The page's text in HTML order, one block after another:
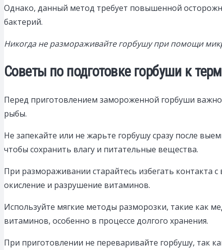
Однако, данный метод требует повышенной
бактерий.
Никогда не размораживайте горбушу при помощи
Советы по подготовке горбуши к
Перед приготовлением замороженной горбуши
рыбы.
Не запекайте или не жарьте горбушу сразу после
чтобы сохранить влагу и питательные вещества.
При размораживании старайтесь избегать контакта
окисление и разрушение витаминов.
Используйте мягкие методы разморозки, такие как
витаминов, особенно в процессе долгого хранения.
При приготовлении не переваривайте горбушу, так